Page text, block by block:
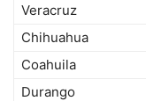
Veracruz
Chihuahua
Coahuila
Durango